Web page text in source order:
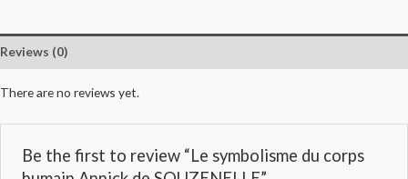
Reviews (0)
There are no reviews yet.
Be the first to review “Le symbolisme du corps